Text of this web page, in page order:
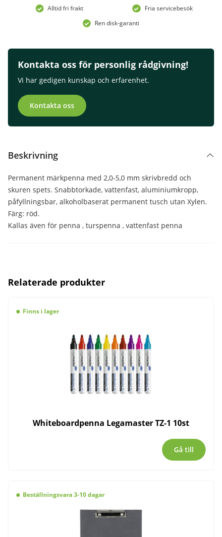
Alltid fri frakt
Fria servicebesök
Ren disk-garanti
Kontakta oss för personlig rådgivning!
Vi har gedigen kunskap och erfarenhet.
Kontakta oss
Beskrivning
Permanent märkpenna med 2,0-5,0 mm skrivbredd och
skuren spets. Snabbtorkade, vattenfast, aluminiumkropp,
påfyllningsbar, alkoholbaserat permanent tusch utan Xylen.
Färg: röd.
Kallas även för penna , turspenna , vattenfast penna
Relaterade produkter
Finns i lager
Whiteboardpenna Legamaster TZ-1 10st
Gå till
Beställningsvara 3-10 dagar